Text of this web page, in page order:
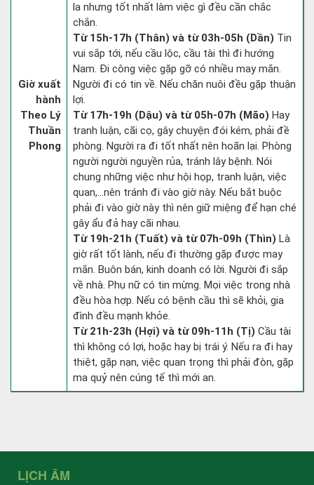
Giờ xuất
hành
Theo Lý
Thuần
Phong
la nhưng tốt nhất làm việc gì đều cần chắc
chắn.
Từ 15h-17h (Thân) và từ 03h-05h (Dần) Tin
vui sắp tới, nếu cầu lộc, cầu tài thì đi hướng
Nam. Đi công việc gặp gỡ có nhiều may mắn.
Người đi có tin về. Nếu chăn nuôi đều gặp thuận
lợi.
Từ 17h-19h (Dậu) và từ 05h-07h (Mão) Hay
tranh luận, cãi cọ, gây chuyện đói kém, phải đề
phòng. Người ra đi tốt nhất nên hoãn lại. Phòng
người người nguyền rủa, tránh lây bệnh. Nói
chung những việc như hội họp, tranh luận, việc
quan,…nên tránh đi vào giờ này. Nếu bắt buộc
phải đi vào giờ này thì nên giữ miệng để hạn ché
gây ẩu đả hay cãi nhau.
Từ 19h-21h (Tuất) và từ 07h-09h (Thìn) Là
giờ rất tốt lành, nếu đi thường gặp được may
mắn. Buôn bán, kinh doanh có lời. Người đi sắp
về nhà. Phụ nữ có tin mừng. Mọi việc trong nhà
đều hòa hợp. Nếu có bệnh cầu thì sẽ khỏi, gia
đình đều mạnh khỏe.
Từ 21h-23h (Hợi) và từ 09h-11h (Tị) Cầu tài
thì không có lợi, hoặc hay bị trái ý. Nếu ra đi hay
thiệt, gặp nạn, việc quan trọng thì phải đòn, gặp
ma quỷ nên cúng tế thì mới an.
LỊCH ÂM